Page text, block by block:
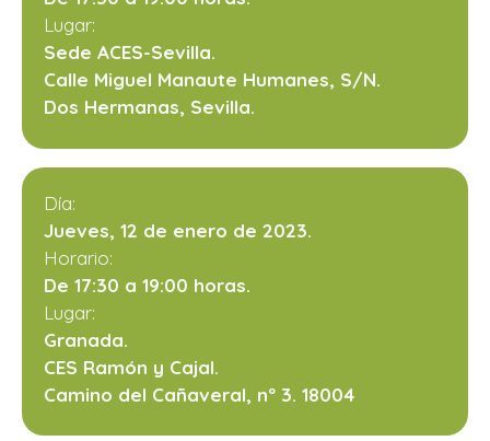
Lugar:
Sede ACES-Sevilla.
Calle Miguel Manaute Humanes, S/N.
Dos Hermanas, Sevilla.
Día:
Jueves, 12 de enero de 2023.
Horario:
De 17:30 a 19:00 horas.
Lugar:
Granada.
CES Ramón y Cajal.
Camino del Cañaveral, nº 3. 18004